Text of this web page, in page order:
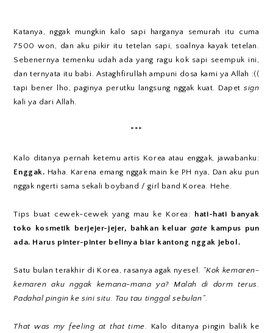
Katanya, nggak mungkin kalo sapi harganya semurah itu cuma
7500 won, dan aku pikir itu tetelan sapi, soalnya kayak tetelan.
Sebenernya temenku udah ada yang ragu kok sapi seempuk ini,
dan ternyata itu babi. Astaghfirullah ampuni dosa kami ya Allah :((
tapi bener lho, paginya perutku langsung nggak kuat. Dapetsign
kali ya dari Allah.
***
Kalo ditanya pernah ketemu artis Korea atau enggak, jawabanku:
Enggak. Haha. Karena emang nggak main ke PH nya, Dan aku pun
nggak ngerti sama sekali boyband / girl band Korea. Hehe.
Tips buat cewek-cewek yang mau ke Korea:
hati-hati banyak
toko kosmetik berjejer-jejer, bahkan keluar gate kampus pun
ada. Harus pinter-pinter belinya biar kantong nggak jebol.
Satu bulan terakhir di Korea, rasanya agak nyesel. “Kok kemaren-
kemaren aku nggak kemana-mana ya? Malah di dorm terus.
Padahal pingin ke sini situ. Tau tau tinggal sebulan”.
That was my feeling at that time.
Kalo ditanya pingin balik ke